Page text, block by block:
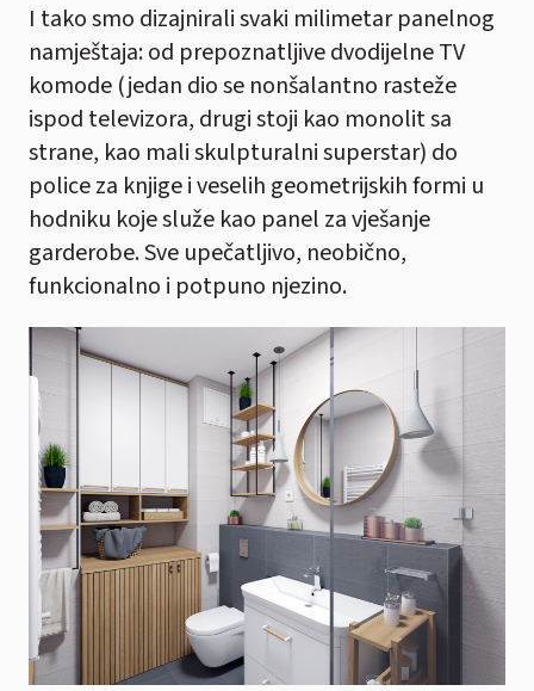
I tako smo dizajnirali svaki milimetar panelnog
namještaja: od prepoznatljive dvodijelne TV
komode (jedan dio se nonšalantno rasteže
ispod televizora, drugi stoji kao monolit sa
strane, kao mali skulpturalni superstar) do
police za knjige i veselih geometrijskih formi u
hodniku koje služe kao panel za vješanje
garderobe. Sve upečatljivo, neobično,
funkcionalno i potpuno njezino.